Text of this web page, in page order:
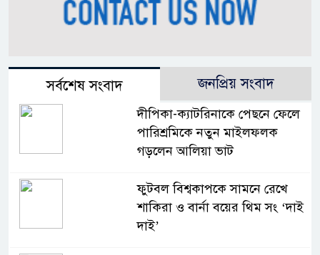
সর্বশেষ সংবাদ জনপ্রিয় সংবাদ
দীপিকা-ক্যাটরিনাকে পেছনে ফেলে
পারিশ্রমিকে নতুন মাইলফলক
গড়লেন আলিয়া ভাট
ফুটবল বিশ্বকাপকে সামনে রেখে
শাকিরা ও বার্না বয়ের থিম সং ‘দাই
দাই’